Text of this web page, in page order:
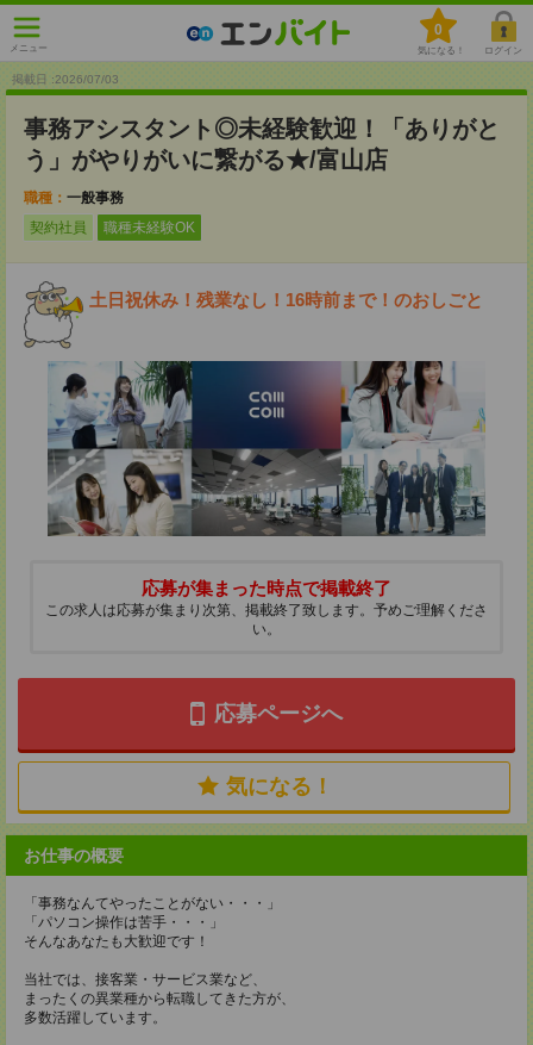
メニュー
0
気になる！ ログイン
掲載日 :2026/07/03
事務アシスタント◎未経験歓迎！「ありがと
う」がやりがいに繋がる★/富山店
職種： 一般事務
契約社員
職種未経験OK
土日祝休み！残業なし！16時前まで！のおしごと
応募が集まった時点で掲載終了
この求人は応募が集まり次第、掲載終了致します。予めご理解くださ
い。
応募ページへ
気になる！
お仕事の概要
「事務なんてやったことがない・・・」
「パソコン操作は苦手・・・」
そんなあなたも大歓迎です！
当社では、接客業・サービス業など、
まったくの異業種から転職してきた方が、
多数活躍しています。